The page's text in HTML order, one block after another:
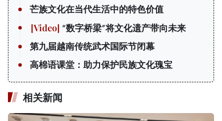
芒族文化在当代生活中的特色价值
“数字桥梁”将文化遗产带向未来
第九届越南传统武术国际节闭幕
高棉语课堂：助力保护民族文化瑰宝
相关新闻